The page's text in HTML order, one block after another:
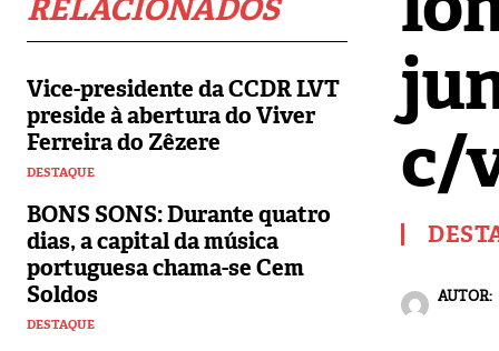
RELACIONADOS
Vice-presidente da CCDR LVT
preside à abertura do Viver
Ferreira do Zêzere
DESTAQUE
BONS SONS: Durante quatro
dias, a capital da música
portuguesa chama-se Cem
Soldos
DESTAQUE
c/
AUTOR: